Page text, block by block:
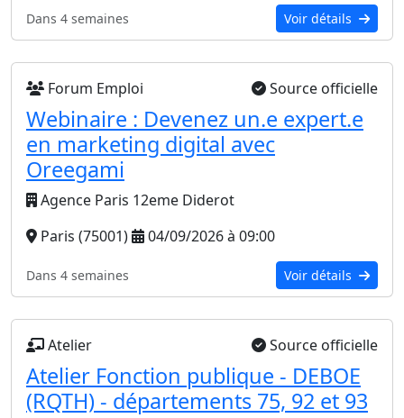
Dans 4 semaines Voir détails
Forum Emploi Source officielle
Webinaire : Devenez un.e expert.e
en marketing digital avec
Oreegami
Agence Paris 12eme Diderot
Paris (75001)
04/09/2026 à 09:00
Dans 4 semaines Voir détails
Atelier Source officielle
Atelier Fonction publique - DEBOE
(RQTH) - départements 75, 92 et 93